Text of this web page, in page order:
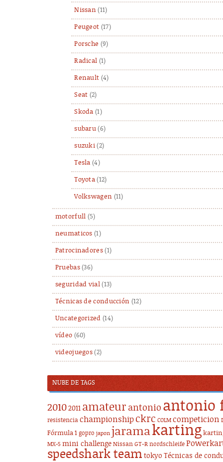
Nissan (11)
Peugeot (17)
Porsche (9)
Radical (1)
Renault (4)
Seat (2)
Skoda (1)
subaru (6)
suzuki (2)
Tesla (4)
Toyota (12)
Volkswagen (11)
motorfull (5)
neumaticos (1)
Patrocinadores(1)
Pruebas(36)
seguridad vial(13)
Técnicas de conducción (12)
Uncategorized (14)
vídeo (60)
videojuegos (2)
NUBE DE TAGS
20102011 amateur antonio antonio
resistencia championship ckrc COLM competicion
Fórmula 1 gopro japon jaramakarting
MX-5 mini challenge Nissan GT-R nordschleife
speedshark team tokyo Técnicas de